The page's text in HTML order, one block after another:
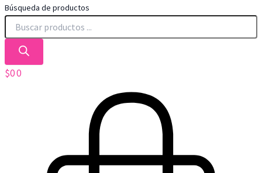
Búsqueda de productos
$00